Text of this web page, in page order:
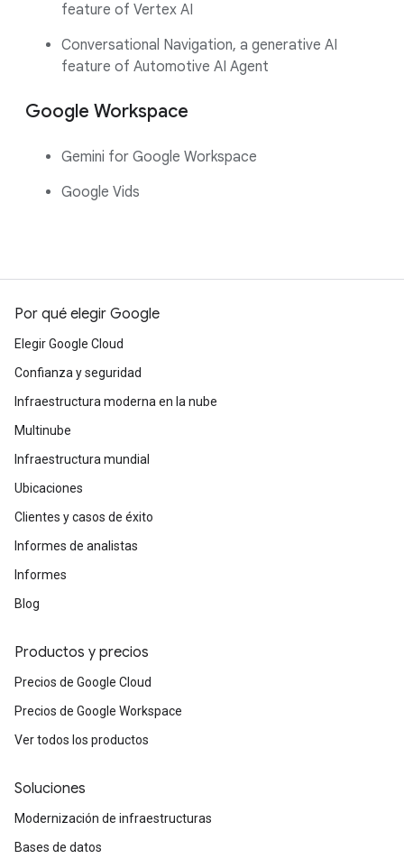
feature of Vertex AI
Conversational Navigation, a generative AI
feature of Automotive AI Agent
Google Workspace
Gemini for Google Workspace
Google Vids
Por qué elegir Google
Elegir Google Cloud
Confianza y seguridad
Infraestructura moderna en la nube
Multinube
Infraestructura mundial
Ubicaciones
Clientes y casos de éxito
Informes de analistas
Informes
Blog
Productos y precios
Precios de Google Cloud
Precios de Google Workspace
Ver todos los productos
Soluciones
Modernización de infraestructuras
Bases de datos